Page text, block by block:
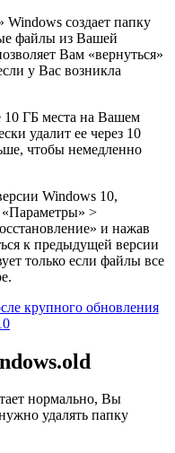
создает папку
файлы из Вашей
Вам «вернуться»
у Вас возникла
10 ГБ места на Вашем
удалит ее через 10
чтобы немедленно
Windows 10,
>
и нажав
к предыдущей версии
только если файлы все
нормально, Вы
удалять папку